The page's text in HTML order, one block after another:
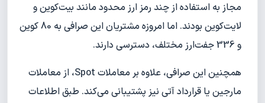
مجاز به استفاده از چند رمز ارز محدود مانند بیت‌کوین و
لایت‌کوین بودند. اما امروزه مشتریان این صرافی به 80 کوین
و 336 جفت‌ارز مختلف، دسترسی دارند.
همچنین این صرافی، علاوه بر معاملات Spot، از معاملات
مارجین یا قرارداد آتی نیز پشتیبانی می‌کند. طبق اطلاعات